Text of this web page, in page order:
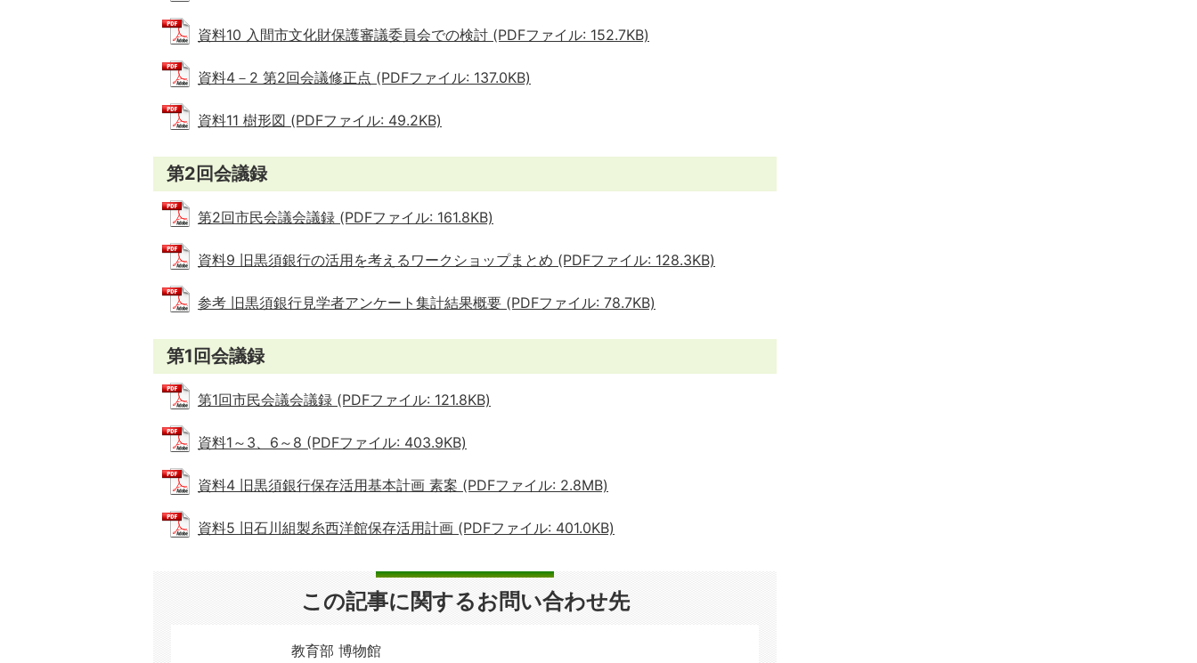
資料10 入間市文化財保護審議委員会での検討 (PDFファイル: 152.7KB)
資料4－2 第2回会議修正点 (PDFファイル: 137.0KB)
資料11 樹形図 (PDFファイル: 49.2KB)
第2回会議録
第2回市民会議会議録 (PDFファイル: 161.8KB)
資料9 旧黒須銀行の活用を考えるワークショップまとめ (PDFファイル: 128.3KB)
参考 旧黒須銀行見学者アンケート集計結果概要 (PDFファイル: 78.7KB)
第1回会議録
第1回市民会議会議録 (PDFファイル: 121.8KB)
資料1～3、6～8 (PDFファイル: 403.9KB)
資料4 旧黒須銀行保存活用基本計画 素案 (PDFファイル: 2.8MB)
資料5 旧石川組製糸西洋館保存活用計画 (PDFファイル: 401.0KB)
この記事に関するお問い合わせ先
教育部 博物館